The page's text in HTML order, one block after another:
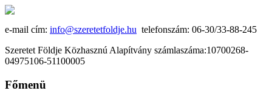
e-mail cím: info@szeretetfoldje.hu telefonszám: 06-30/33-88-245
Szeretet Földje Közhasznú Alapítvány számlaszáma:10700268-
04975106-51100005
Főmenü